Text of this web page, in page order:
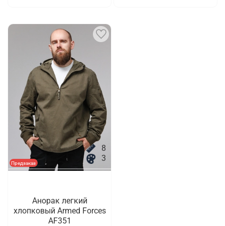
Предзаказ
8
3
Анорак легкий
хлопковый Armed Forces
AF351